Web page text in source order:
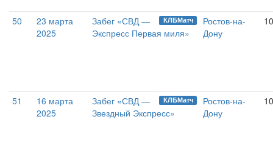
50
23 марта
2025
КЛБМатч
Забег «СВД —
Экспресс Первая миля»
Ростов-на-
Дону
51
16 марта
2025
КЛБМатч
Забег «СВД —
Звездный Экспресс»
Ростов-на-
Дону